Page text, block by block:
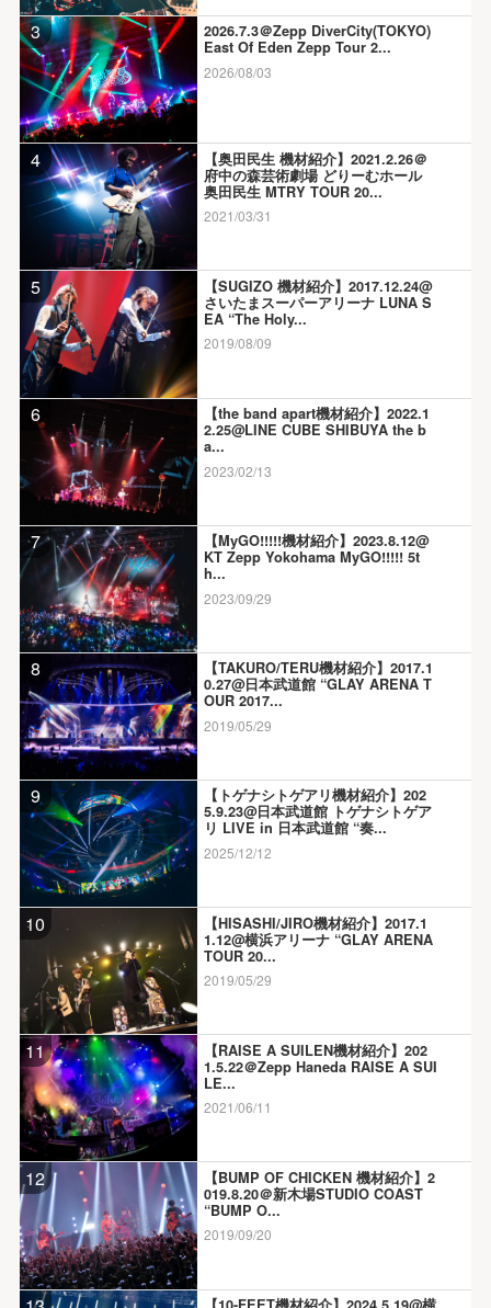
3
2026.7.3＠Zepp DiverCity(TOKYO)
East Of Eden Zepp Tour 2...
2026/08/03
4
【奥田民生 機材紹介】2021.2.26＠
府中の森芸術劇場 どりーむホール
奥田民生 MTRY TOUR 20...
2021/03/31
5
【SUGIZO 機材紹介】2017.12.24@
さいたまスーパーアリーナ LUNA S
EA “The Holy...
2019/08/09
6
【the band apart機材紹介】2022.1
2.25@LINE CUBE SHIBUYA the b
a...
2023/02/13
7
【MyGO!!!!!機材紹介】2023.8.12@
KT Zepp Yokohama MyGO!!!!! 5t
h...
2023/09/29
8
【TAKURO/TERU機材紹介】2017.1
0.27@日本武道館 “GLAY ARENA T
OUR 2017...
2019/05/29
9
【トゲナシトゲアリ機材紹介】202
5.9.23@日本武道館 トゲナシトゲア
リ LIVE in 日本武道館 “奏...
2025/12/12
10
【HISASHI/JIRO機材紹介】2017.1
1.12@横浜アリーナ “GLAY ARENA
TOUR 20...
2019/05/29
11
【RAISE A SUILEN機材紹介】202
1.5.22＠Zepp Haneda RAISE A SUI
LE...
2021/06/11
12
【BUMP OF CHICKEN 機材紹介】2
019.8.20＠新木場STUDIO COAST
“BUMP O...
2019/09/20